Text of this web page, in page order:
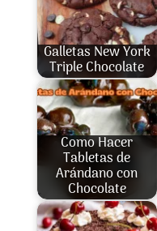
Galletas New York
Triple Chocolate
Como Hacer
Tabletas de
Arándano con
Chocolate